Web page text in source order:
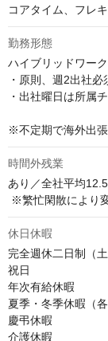
コアタイム、フレ
勤務形態
ハイブリッドワーク
・原則、週2出社
・出社曜日は所属
※不定期で海外出
時間外残業
あり／全社平均
※繁忙閑散により
休日休暇
完全週休二日制（土
祝日
年次有給休暇
夏季・冬季休暇（各
慶弔休暇
介護休暇